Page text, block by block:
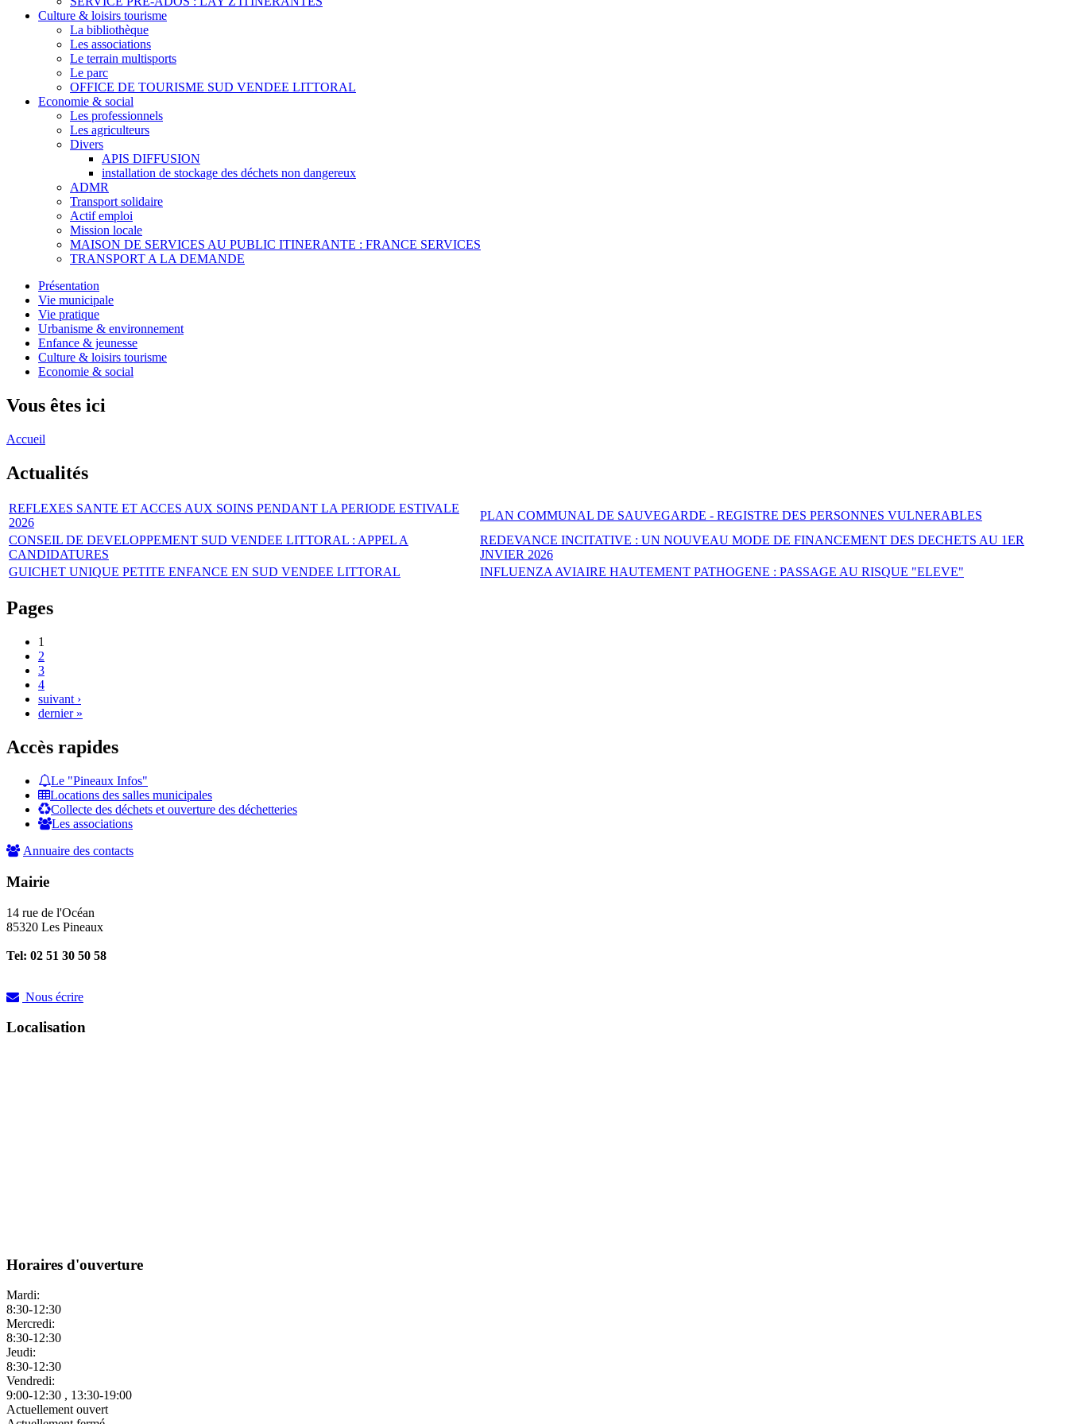
Culture & loisirs tourisme
La bibliothèque
Les associations
Le terrain multisports
Le parc
OFFICE DE TOURISME SUD VENDEE LITTORAL
Economie & social
Les professionnels
Les agriculteurs
Divers
APIS DIFFUSION
installation de stockage des déchets non dangereux
ADMR
Transport solidaire
Actif emploi
Mission locale
MAISON DE SERVICES AU PUBLIC ITINERANTE : FRANCE SERVICES
TRANSPORT A LA DEMANDE
Présentation
Vie municipale
Vie pratique
Urbanisme & environnement
Enfance & jeunesse
Culture & loisirs tourisme
Economie & social
Vous êtes ici
Accueil
Actualités
REFLEXES SANTE ET ACCES AUX SOINS PENDANT LA PERIODE ESTIVALE
2026
PLAN COMMUNAL DE SAUVEGARDE - REGISTRE DES PERSONNES VULNERABLES
CONSEIL DE DEVELOPPEMENT SUD VENDEE LITTORAL : APPEL A
CANDIDATURES
REDEVANCE INCITATIVE : UN NOUVEAU MODE DE FINANCEMENT DES DECHETS AU 1ER
JNVIER 2026
GUICHET UNIQUE PETITE ENFANCE EN SUD VENDEE LITTORAL
INFLUENZA AVIAIRE HAUTEMENT PATHOGENE : PASSAGE AU RISQUE "ELEVE"
Pages
1
2
3
4
suivant ›
dernier »
Accès rapides
Le "Pineaux Infos"
Locations des salles municipales
Collecte des déchets et ouverture des déchetteries
Les associations
Annuaire des contacts
Mairie
14 rue de l'Océan
85320 Les Pineaux
Tel: 02 51 30 50 58
Nous écrire
Localisation
Horaires d'ouverture
Mardi:
8:30-12:30
Mercredi:
8:30-12:30
Jeudi:
8:30-12:30
Vendredi:
9:00-12:30 , 13:30-19:00
Actuellement ouvert